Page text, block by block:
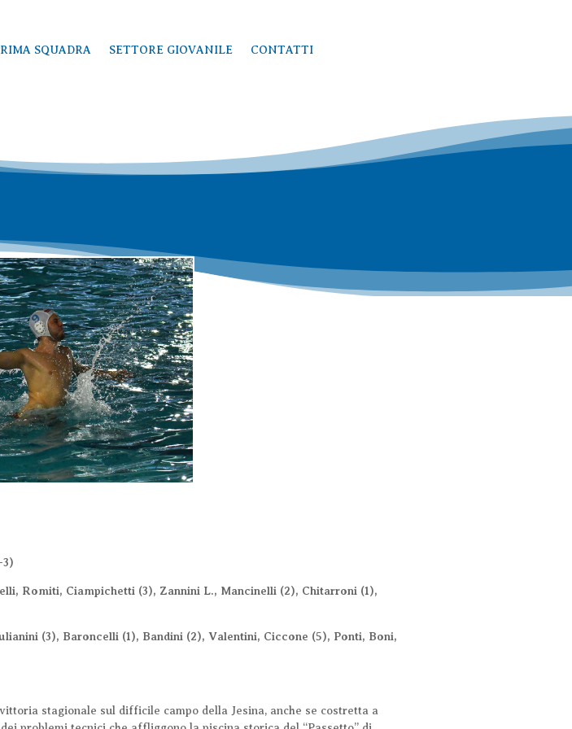
SQUADRA SETTORE GIOVANILE CONTATTI
-3)
Romiti, Ciampichetti (3), Zannini L., Mancinelli (2), Chitarroni (1),
(3), Baroncelli (1), Bandini (2), Valentini, Ciccone (5), Ponti, Boni,
stagionale sul difficile campo della Jesina, anche se costretta a